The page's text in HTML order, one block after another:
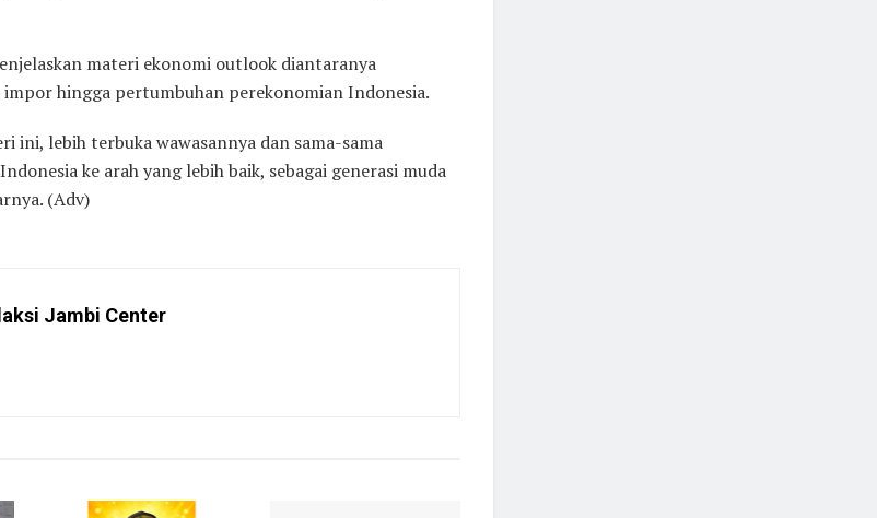
materi ekonomi outlook diantaranya
impor hingga pertumbuhan perekonomian Indonesia.
ini, lebih terbuka wawasannya dan sama-sama
ke arah yang lebih baik, sebagai generasi muda
(Adv)
Jambi Center